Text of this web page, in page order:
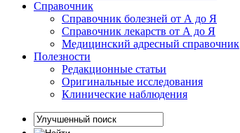
Справочник
Справочник болезней от А до Я
Справочник лекарств от А до Я
Медицинский адресный справочник
Полезности
Редакционные статьи
Оригинальные исследования
Клинические наблюдения